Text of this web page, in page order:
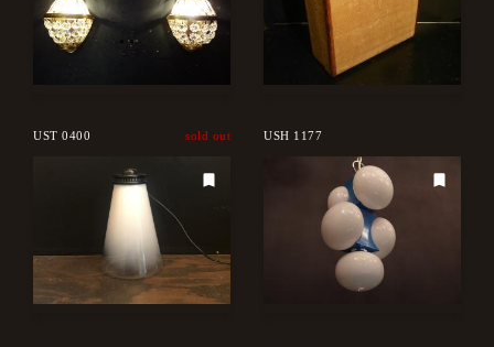
UST 0400 sold out USH 1177